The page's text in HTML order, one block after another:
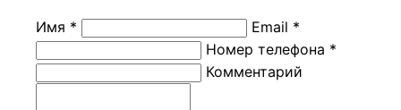
Имя *
Email *
Номер телефона *
Комментарий